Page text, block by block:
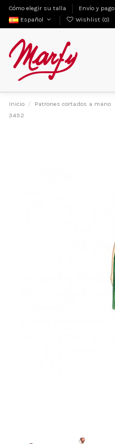
Cómo elegir su talla Envío y pago
Español
Wishlist (0)
Inicio Patrones cortados a mano
3452